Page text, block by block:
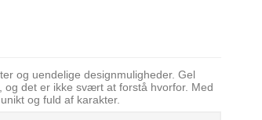
og uendelige designmuligheder. Gel
og det er ikke svært at forstå hvorfor. Med
og fuld af karakter.